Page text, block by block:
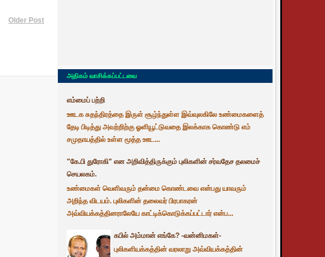
Older Post
அதிகம் வாசிக்கப்பட்டவை
எம்மைப் பற்றி
ஊடக சுதந்திரத்தை இருள் சூழ்ந்துள்ள இவ்வுலகிலே உண்மைகளைத்
தேடி பிடித்து அவற்றிற்கு ஓளியூட்டுவதை இலக்காக கொண்டு எம்
சமுதாயத்தில் உள்ள மூத்த ஊட...
"கே.பி துரோகி" என அறிவித்திருக்கும் புலிகளின் சர்வதேச தலமைச்
செயலகம்.
உண்மைகள் வெளிவரும் தன்மை கொண்டவை என்பது யாவரும்
அறிந்த விடயம். புலிகளின் தலைவர் பிரபாகரன்
அவ்வியக்கத்தினராலேயே காட்டிக்கொடுக்கப்பட்டார் என்ப...
கபில் அம்மான் எங்கே? -வன்னிமகள்-
புலிகளியக்கத்தின் வரலாறு அவ்வியக்கத்தின்